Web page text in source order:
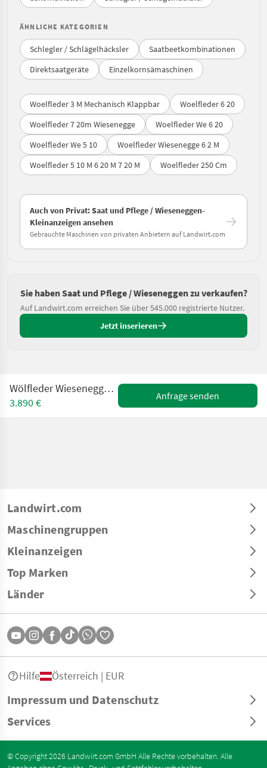
ÄHNLICHE KATEGORIEN
Schlegler / Schlägelhäcksler
Saatbeetkombinationen
Direktsaatgeräte
Einzelkornsämaschinen
Woelfleder 3 M Mechanisch Klappbar
Woelfleder 6 20
Woelfleder 7 20m Wiesenegge
Woelfleder We 6 20
Woelfleder We 5 10
Woelfleder Wiesenegge 6 2 M
Woelfleder 5 10 M 6 20 M 7 20 M
Woelfleder 250 Cm
Auch von Privat: Saat und Pflege / Wieseneggen-
Kleinanzeigen ansehen
Gebrauchte Maschinen von privaten Anbietern auf Landwirt.com
Sie haben Saat und Pflege / Wieseneggen zu verkaufen?
Auf Landwirt.com erreichen Sie über 545.000 registrierte Nutzer.
Jetzt inserieren
Wölfleder Wiesenegge 4m / 5,10m / 6,20m hk
3.890 €
Anfrage senden
Landwirt.com
Maschinengruppen
Kleinanzeigen
Top Marken
Länder
Impressum und Datenschutz
Services
Hilfe Österreich | EUR
© Copyright 2026 Landwirt.com GmbH Alle Rechte vorbehalten. Alle